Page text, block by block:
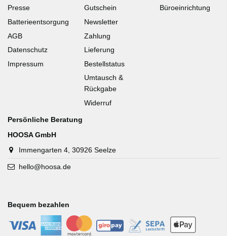
Presse
Batterieentsorgung
AGB
Datenschutz
Impressum
Gutschein
Newsletter
Zahlung
Lieferung
Bestellstatus
Umtausch &
Rückgabe
Widerruf
Büroeinrichtung
Persönliche Beratung
HOOSA GmbH
Immengarten 4, 30926 Seelze
hello@hoosa.de
Bequem bezahlen
-
- - - -